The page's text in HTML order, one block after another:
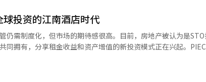
种货币，而是美国金融霸权的新技术外衣。问题在于像韩国这样
重新构建，韩元的国际影响力可能会进一步缩小。韩国企业和消
赖于美元生态系统。因此，李宗燮教授强调了韩国模型的必要
）和银行存款代币为信任基础，鼓励民间开发多样化的韩元稳
义，是因为它反映了韩国金融市场的现实。韩国既不是像美国
的机构，更是为市场的稳定运作提供基础的地方。”他强调：“
出：“市场基础设施在没有问题时往往不被注
能会崩溃。”他强调：“证券结算所最重要的角色是为市场参与
说，这是一个令人失望的结果。 李允洙所长强调：“提高海
球投资的江南酒店时代
仍需制度化，但市场的期待感很高。目前，房地产被认为是
同拥有，分享租金收益和资产增值的新投资模式正在兴起。